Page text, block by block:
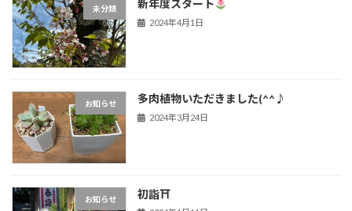
未分類 新年度スタート
2024年4月1日
お知らせ 多肉植物いただきました(^^♪
2024年3月24日
お知らせ 初詣⛩